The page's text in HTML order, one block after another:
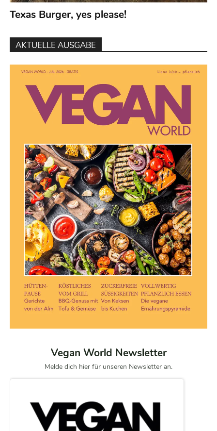
Texas Burger, yes please!
AKTUELLE AUSGABE
Vegan World Newsletter
Melde dich hier für unseren Newsletter an.